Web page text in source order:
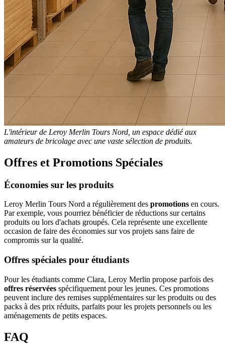
L'intérieur de Leroy Merlin Tours Nord, un espace dédié aux
amateurs de bricolage avec une vaste sélection de produits.
Offres et Promotions Spéciales
Économies sur les produits
Leroy Merlin Tours Nord a régulièrement des promotions en cours.
Par exemple, vous pourriez bénéficier de réductions sur certains
produits ou lors d'achats groupés. Cela représente une excellente
occasion de faire des économies sur vos projets sans faire de
compromis sur la qualité.
Offres spéciales pour étudiants
Pour les étudiants comme Clara, Leroy Merlin propose parfois des
offres réservées spécifiquement pour les jeunes. Ces promotions
peuvent inclure des remises supplémentaires sur les produits ou des
packs à des prix réduits, parfaits pour les projets personnels ou les
aménagements de petits espaces.
FAQ